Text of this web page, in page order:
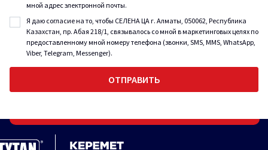
мной адрес электронной почты.
Я даю согласие на то, чтобы СЕЛЕНА ЦА г. Алматы, 050062, Республика
Казахстан, пр. Абая 218/1, связывалось со мной в маркетинговых целях по
предоставленному мной номеру телефона (звонки, SMS, MMS, WhatsApp,
Viber, Telegram, Messenger).